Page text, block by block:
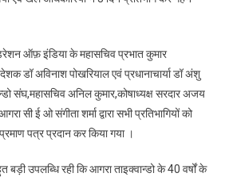
ऑफ़ इंडिया के महासचिव प्रभात कुमार
डॉ अविनाश पोखरियाल एवं प्रधानाचार्या डॉ अंशु
संघ,महासचिव अनिल कुमार,कोषाध्यक्ष सरदार अजय
सी ई ओ संगीता शर्मा द्वारा सभी प्रतिभागियों को
पत्र प्रदान कर किया गया ।
उपलब्धि रही कि आगरा ताइक्वान्डो के 40 वर्षों के